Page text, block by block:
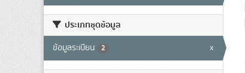
ประเภทชุดข้อมูล
ข้อมูลระเบียน 2 x